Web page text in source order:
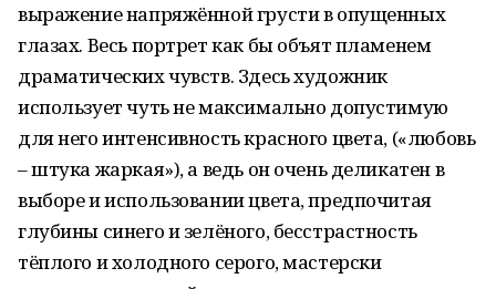
выражение напряжённой грусти в опущенных
глазах. Весь портрет как бы объят пламенем
драматических чувств. Здесь художник
использует чуть не максимально допустимую
для него интенсивность красного цвета, («любовь
– штука жаркая»), а ведь он очень деликатен в
выборе и использовании цвета, предпочитая
глубины синего и зелёного, бесстрастность
тёплого и холодного серого, мастерски